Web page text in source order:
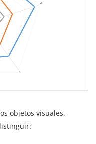
objetos visuales.